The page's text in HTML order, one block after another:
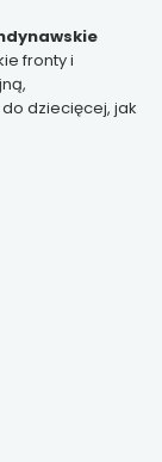
fronty i
dziecięcej, jak